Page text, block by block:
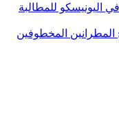
اليونيسكو للمطالبة
المخطوفين